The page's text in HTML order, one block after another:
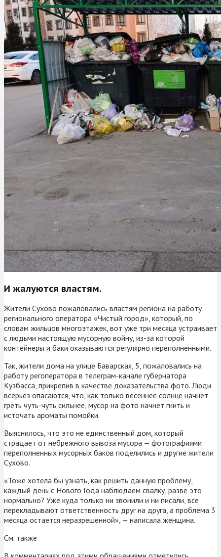
И жалуются властям.
Жители Сухово пожаловались властям региона на работу
регионального оператора «Чистый город», который, по
словам жильцов многоэтажек, вот уже три месяца устраивает
с людьми настоящую мусорную войну, из-за которой
контейнеры и баки оказываются регулярно переполненными.
Так, жители дома на улице Баварская, 5, пожаловались на
работу регоператора в телеграм-канале губернатора
Кузбасса, прикрепив в качестве доказательства фото. Люди
всерьёз опасаются, что, как только весеннее солнце начнёт
греть чуть-чуть сильнее, мусор на фото начнёт гнить и
источать ароматы помойки.
Выяснилось, что это не единственный дом, который
страдает от небрежного вывоза мусора — фотографиями
переполненных мусорных баков поделились и другие жители
Сухово.
«Тоже хотела бы узнать, как решить данную проблему,
каждый день с Нового Года наблюдаем свалку, разве это
нормально? Уже куда только ни звонили и ни писали, все
перекладывают ответственность друг на друга, а проблема 3
месяца остается неразрешенной», — написала женщина.
См. также